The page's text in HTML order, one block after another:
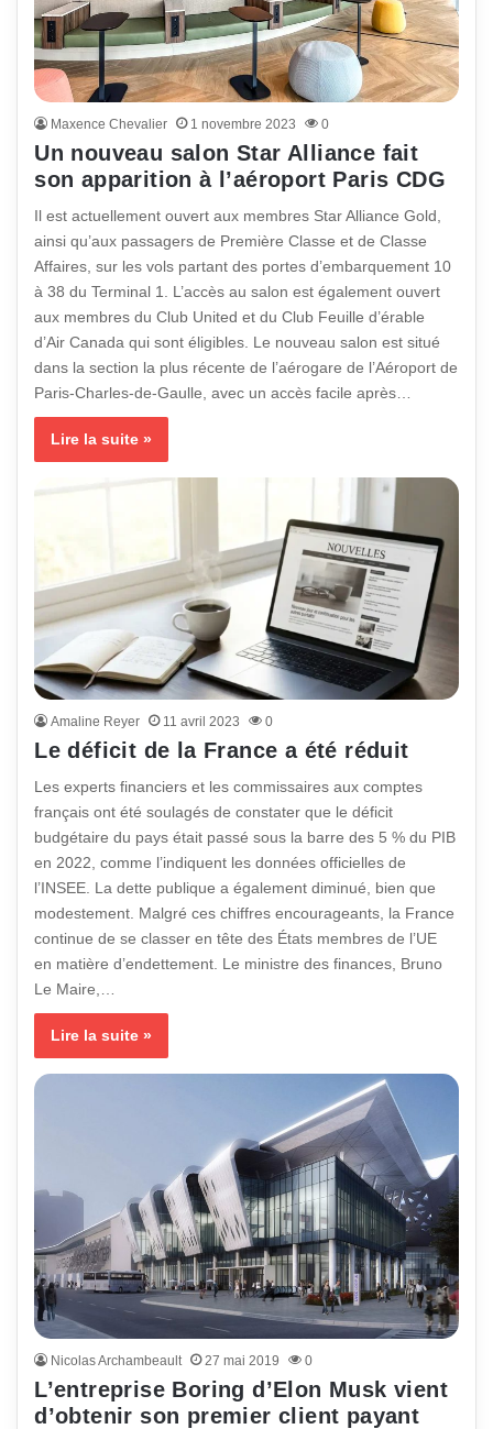
Maxence Chevalier 1 novembre 2023 0
Un nouveau salon Star Alliance fait
son apparition à l’aéroport Paris CDG
Il est actuellement ouvert aux membres Star Alliance Gold,
ainsi qu’aux passagers de Première Classe et de Classe
Affaires, sur les vols partant des portes d’embarquement 10
à 38 du Terminal 1. L’accès au salon est également ouvert
aux membres du Club United et du Club Feuille d’érable
d’Air Canada qui sont éligibles. Le nouveau salon est situé
dans la section la plus récente de l’aérogare de l’Aéroport de
Paris-Charles-de-Gaulle, avec un accès facile après…
Lire la suite »
Amaline Reyer 11 avril 2023 0
Le déficit de la France a été réduit
Les experts financiers et les commissaires aux comptes
français ont été soulagés de constater que le déficit
budgétaire du pays était passé sous la barre des 5 % du PIB
en 2022, comme l’indiquent les données officielles de
l’INSEE. La dette publique a également diminué, bien que
modestement. Malgré ces chiffres encourageants, la France
continue de se classer en tête des États membres de l’UE
en matière d’endettement. Le ministre des finances, Bruno
Le Maire,…
Lire la suite »
Nicolas Archambeault 27 mai 2019 0
L’entreprise Boring d’Elon Musk vient
d’obtenir son premier client payant